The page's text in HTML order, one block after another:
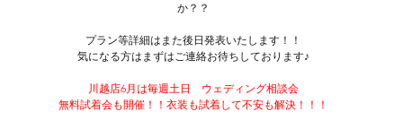
か？？
プラン等詳細はまた後日発表いたします！！
気になる方はまずはご連絡お待ちしております♪
川越店6月は毎週土日　ウェディング相談会
無料試着会も開催！！衣装も試着して不安も解決！！！